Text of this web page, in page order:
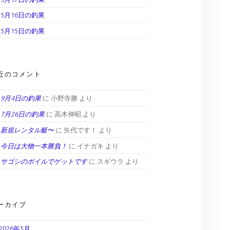
5月16日の釣果
5月15日の釣果
のコメント
9月4日の釣果に 小野寺勝 より
7月26日の釣果に 高木伸昭 より
新規レンタル艇〜に 矢代です！ より
今日は大物一本勝負！ に イナガキ より
サゴシのボイルでゲットですに スギウラ より
カイブ
年5月